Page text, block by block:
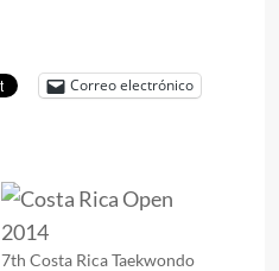
Correo electrónico
7th Costa Rica Taekwondo